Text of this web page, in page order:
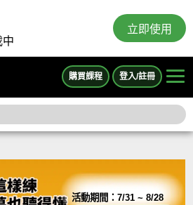
中
立即使用
購買課程 登入/註冊
活動期間：7/31 ~ 8/28